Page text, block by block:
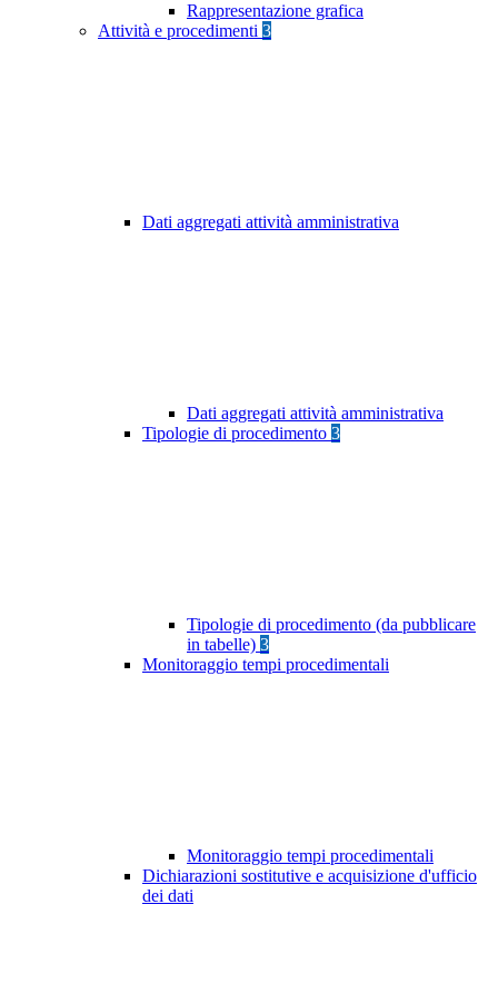
Rappresentazione grafica
Attività e procedimenti 3
Dati aggregati attività amministrativa
Dati aggregati attività amministrativa
Tipologie di procedimento 3
Tipologie di procedimento (da pubblicare
in tabelle) 3
Monitoraggio tempi procedimentali
Monitoraggio tempi procedimentali
Dichiarazioni sostitutive e acquisizione d'ufficio
dei dati